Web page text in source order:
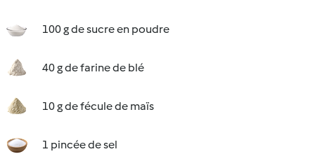
100 g de sucre en poudre
40 g de farine de blé
10 g de fécule de maïs
1 pincée de sel